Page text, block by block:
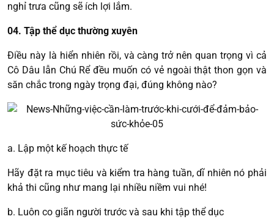
nghỉ trưa cũng sẽ ích lợi lắm.
04. Tập thể dục thường xuyên
Điều này là hiển nhiên rồi, và càng trở nên quan trọng vì cả
Cô Dâu lẫn Chú Rể đều muốn có vẻ ngoài thật thon gọn và
săn chắc trong ngày trọng đại, đúng không nào?
a. Lập một kế hoạch thực tế
Hãy đặt ra mục tiêu và kiểm tra hàng tuần, dĩ nhiên nó phải
khả thi cũng như mang lại nhiều niềm vui nhé!
b. Luôn co giãn người trước và sau khi tập thể dục